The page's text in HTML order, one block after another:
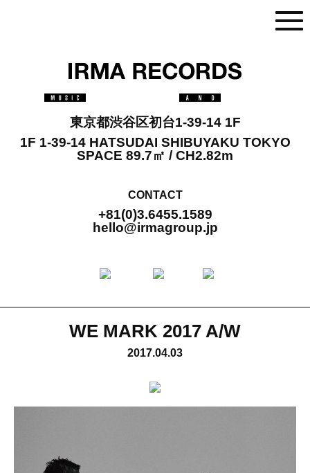
東京都渋谷区初台1-39-14 1F
1F 1-39-14 HATSUDAI SHIBUYAKU TOKYO
SPACE 89.7㎡ / CH2.82m
CONTACT
+81(0)3.6455.1589
hello@irmagroup.jp
WE MARK 2017 A/W
2017.04.03